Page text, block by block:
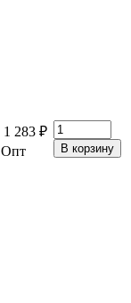
1 283 ₽
Опт